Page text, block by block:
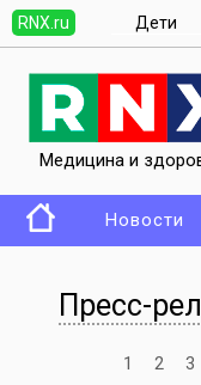
RNX.ru Дети
Медицина и
Новости
Пресс-
1 2 3